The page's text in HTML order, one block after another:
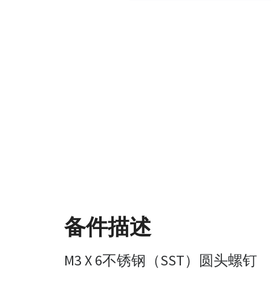
备件描述
M3 X 6不锈钢（SST）圆头螺钉